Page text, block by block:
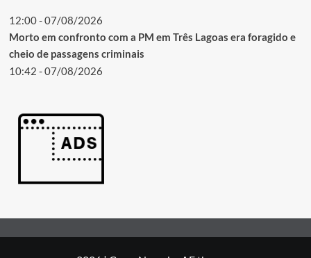
12:00 - 07/08/2026
Morto em confronto com a PM em Três Lagoas era foragido e
cheio de passagens criminais
10:42 - 07/08/2026